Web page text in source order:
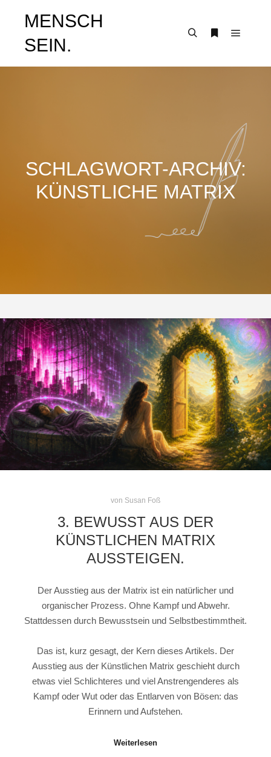
MENSCH
SEIN.
SCHLAGWORT-ARCHIV:
KÜNSTLICHE MATRIX
von Susan Foß
3. BEWUSST AUS DER
KÜNSTLICHEN MATRIX
AUSSTEIGEN.
Der Ausstieg aus der Matrix ist ein natürlicher und
organischer Prozess. Ohne Kampf und Abwehr.
Stattdessen durch Bewusstsein und Selbstbestimmtheit.
Das ist, kurz gesagt, der Kern dieses Artikels. Der
Ausstieg aus der Künstlichen Matrix geschieht durch
etwas viel Schlichteres und viel Anstrengenderes als
Kampf oder Wut oder das Entlarven von Bösen: das
Erinnern und Aufstehen.
Weiterlesen